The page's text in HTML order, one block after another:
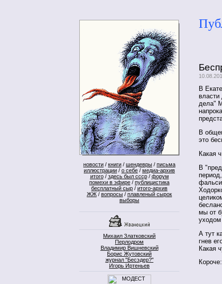
новости / книги / шендевры / письма
иллюстрации / о себе / медиа-архив
итого/ здесь был ссср/ форум
помехи в эфире / публицистика
бесплатный сыр / итого-архив
ЖЖ / вопросы / плавленый сырок
выборы
Михаил Златковский
Перлодром
Владимир Вишневский
Борис Жутовский
журнал "Бесэдер?"
Игорь Иртеньев
В
дела"
В
это
Какая
В
мы от
А тут
гнев
Какая